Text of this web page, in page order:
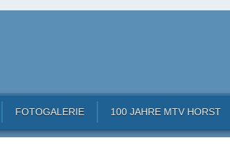
FOTOGALERIE 100 JAHRE MTV HORST